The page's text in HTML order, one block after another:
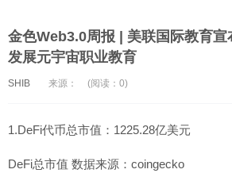
金色Web3.0周报 | 美联国际教育
发展元宇宙职业教育
SHIB 来源： (阅读：0)
1.DeFi代币总市值：1225.28亿美元
DeFi总市值 数据来源：coingecko